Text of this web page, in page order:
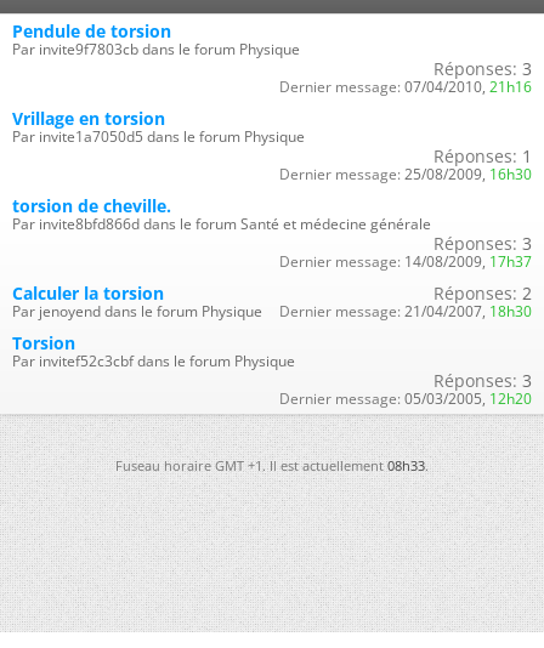
Pendule de torsion
Par invite9f7803cb dans le forum Physique
Réponses: 3
Dernier message: 07/04/2010, 21h16
Vrillage en torsion
Par invite1a7050d5 dans le forum Physique
Réponses: 1
Dernier message: 25/08/2009, 16h30
torsion de cheville.
Par invite8bfd866d dans le forum Santé et médecine générale
Réponses: 3
Dernier message: 14/08/2009, 17h37
Calculer la torsion
Par jenoyend dans le forum Physique
Réponses: 2
Dernier message: 21/04/2007, 18h30
Torsion
Par invitef52c3cbf dans le forum Physique
Réponses: 3
Dernier message: 05/03/2005, 12h20
Fuseau horaire GMT +1. Il est actuellement08h33.